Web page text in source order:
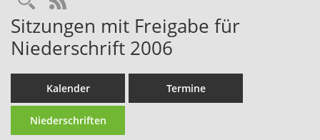
Sitzungen mit Freigabe für
Niederschrift 2006
Kalender Termine
Niederschriften